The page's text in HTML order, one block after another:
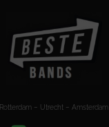
Rotterdam – Utrecht – Amsterdam